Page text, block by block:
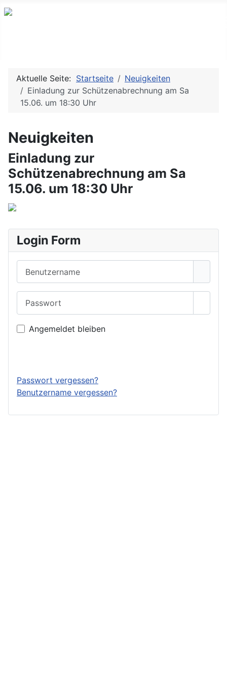
Aktuelle Seite: Startseite
Neuigkeiten
Einladung zur Schützenabrechnung am Sa
15.06. um 18:30 Uhr
Neuigkeiten
Einladung zur
Schützenabrechnung am Sa
15.06. um 18:30 Uhr
Login Form
Angemeldet bleiben
Passwort vergessen?
Benutzername vergessen?